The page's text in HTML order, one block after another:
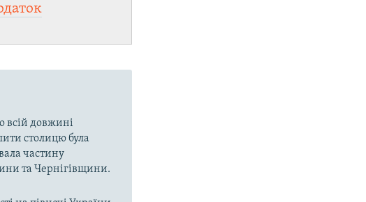
всій довжині
столицю була
частину
та Чернігівщини.